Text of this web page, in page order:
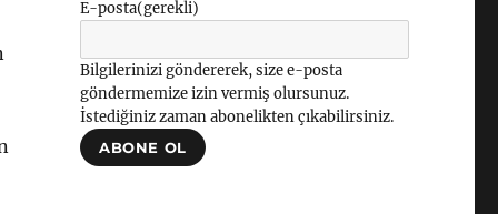
E-posta(gerekli)
Bilgilerinizi göndererek, size e-posta
göndermemize izin vermiş olursunuz.
İstediğiniz zaman abonelikten çıkabilirsiniz.
ABONE OL